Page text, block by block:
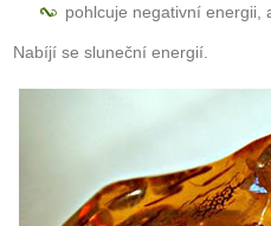
pohlcuje negativní energii,
Nabíjí se sluneční energií.